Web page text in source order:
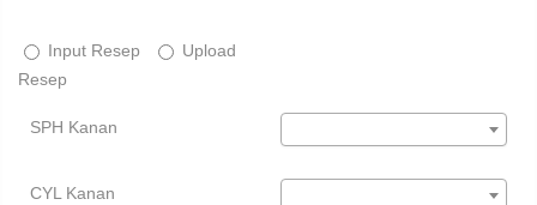
Input Resep
Upload
Resep
SPH Kanan
CYL Kanan